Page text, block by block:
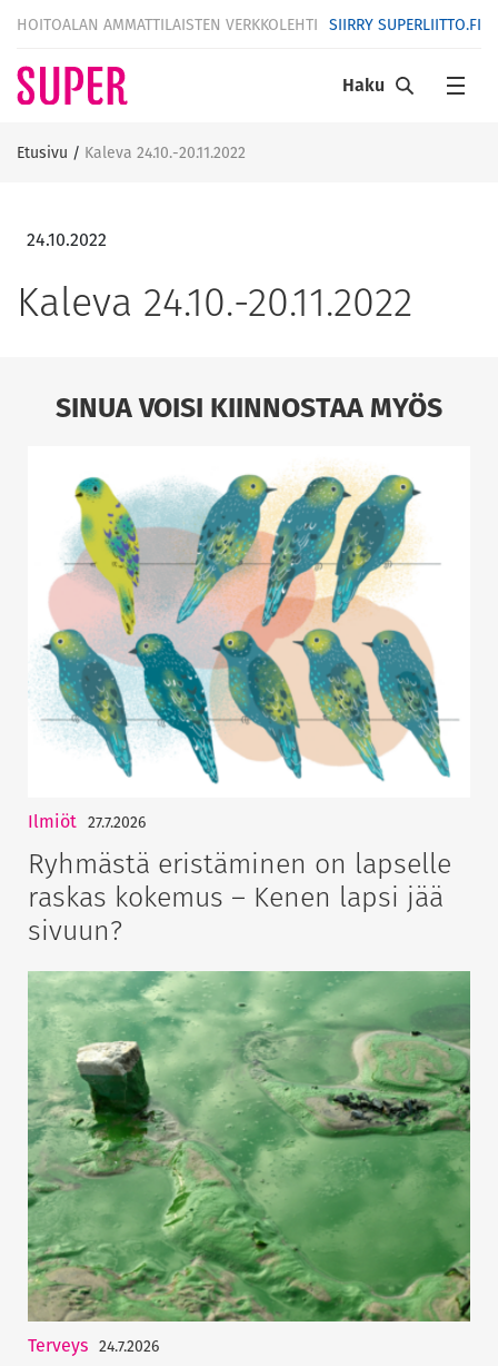
HOITOALAN AMMATTILAISTEN VERKKOLEHTI SIIRRY SUPERLIITTO.FI
Haku
Etusivu / Kaleva 24.10.-20.11.2022
24.10.2022
Kaleva 24.10.-20.11.2022
SINUA VOISI KIINNOSTAA MYÖS
Ilmiöt 27.7.2026
Ryhmästä eristäminen on lapselle
raskas kokemus – Kenen lapsi jää
sivuun?
Terveys 24.7.2026